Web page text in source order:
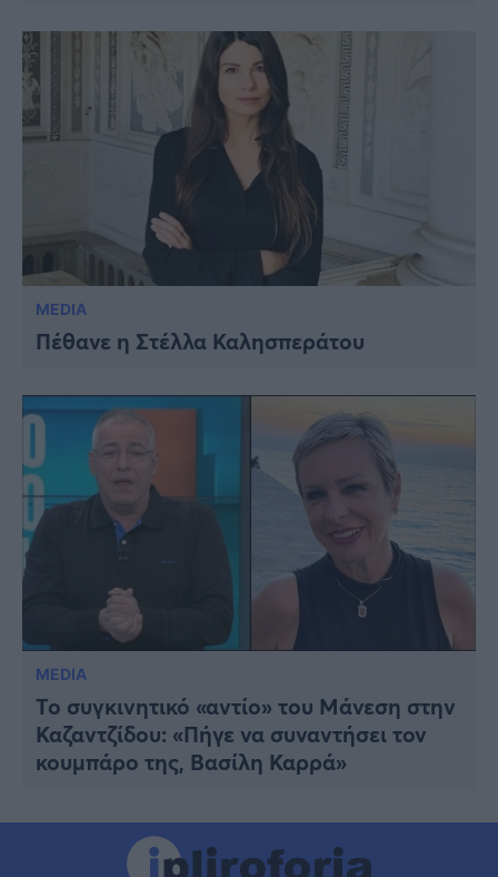
MEDIA
Πέθανε η Στέλλα Καλησπεράτου
MEDIA
Το συγκινητικό «αντίο» του Μάνεση στην
Καζαντζίδου: «Πήγε να συναντήσει τον
κουμπάρο της, Βασίλη Καρρά»